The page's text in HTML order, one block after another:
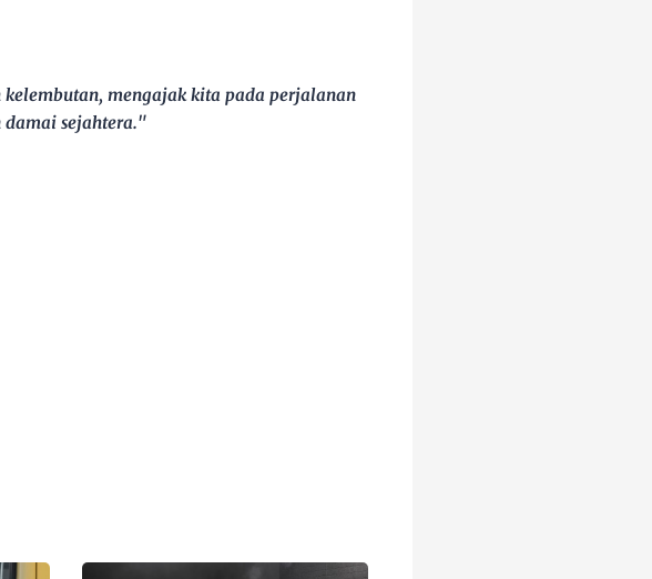
mengajak kita pada perjalanan
damai sejahtera."